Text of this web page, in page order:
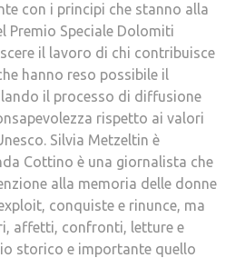
con i principi che stanno alla
Premio Speciale Dolomiti
il lavoro di chi contribuisce
hanno reso possibile il
il processo di diffusione
rispetto ai valori
Silvia Metzeltin è
Cottino è una giornalista che
alla memoria delle donne
conquiste e rinunce, ma
affetti, confronti, letture e
storico e importante quello